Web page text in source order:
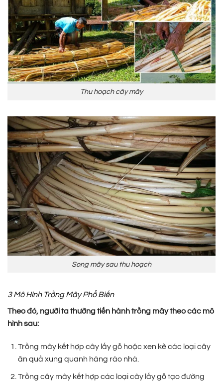
Thu hoạch cây mây
Song mây sau thu hoạch
3 Mô Hình Trồng Mây Phổ Biến
Theo đó, người ta thường tiến hành trồng mây theo các mô
hình sau:
Trồng mây kết hợp cây lấy gỗ hoặc xen kẽ các loại cây
ăn quả xung quanh hàng rào nhà.
Trồng cây mây kết hợp các loại cây lấy gỗ tạo đường